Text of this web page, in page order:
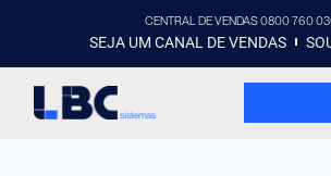
CENTRAL DE VENDAS 0800 760
SEJA UM CANAL DE VENDAS